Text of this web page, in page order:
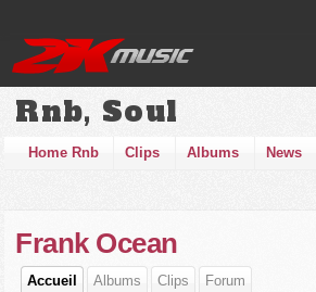
Rnb, Soul
Home Rnb Clips Albums News
Frank Ocean
Accueil Albums Clips Forum